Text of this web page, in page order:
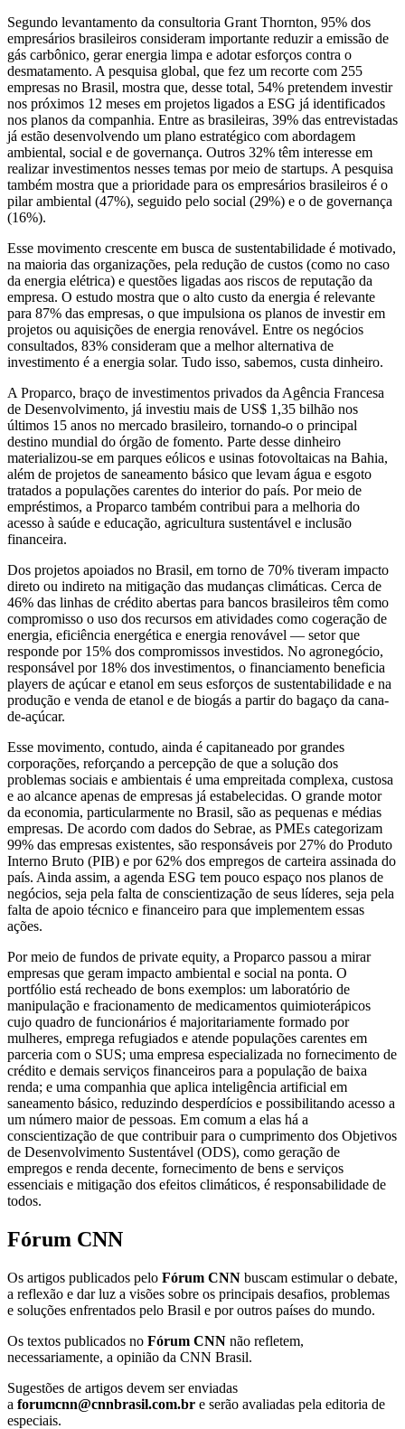
Segundo levantamento da consultoria Grant Thornton, 95% dos
empresários brasileiros consideram importante reduzir a emissão de
gás carbônico, gerar energia limpa e adotar esforços contra o
desmatamento. A pesquisa global, que fez um recorte com 255
empresas no Brasil, mostra que, desse total, 54% pretendem investir
nos próximos 12 meses em projetos ligados a ESG já identificados
nos planos da companhia. Entre as brasileiras, 39% das entrevistadas
já estão desenvolvendo um plano estratégico com abordagem
ambiental, social e de governança. Outros 32% têm interesse em
realizar investimentos nesses temas por meio de startups. A pesquisa
também mostra que a prioridade para os empresários brasileiros é o
pilar ambiental (47%), seguido pelo social (29%) e o de governança
(16%).
Esse movimento crescente em busca de sustentabilidade é motivado,
na maioria das organizações, pela redução de custos (como no caso
da energia elétrica) e questões ligadas aos riscos de reputação da
empresa. O estudo mostra que o alto custo da energia é relevante
para 87% das empresas, o que impulsiona os planos de investir em
projetos ou aquisições de energia renovável. Entre os negócios
consultados, 83% consideram que a melhor alternativa de
investimento é a energia solar. Tudo isso, sabemos, custa dinheiro.
A Proparco, braço de investimentos privados da Agência Francesa
de Desenvolvimento, já investiu mais de US$ 1,35 bilhão nos
últimos 15 anos no mercado brasileiro, tornando-o o principal
destino mundial do órgão de fomento. Parte desse dinheiro
materializou-se em parques eólicos e usinas fotovoltaicas na Bahia,
além de projetos de saneamento básico que levam água e esgoto
tratados a populações carentes do interior do país. Por meio de
empréstimos, a Proparco também contribui para a melhoria do
acesso à saúde e educação, agricultura sustentável e inclusão
financeira.
Dos projetos apoiados no Brasil, em torno de 70% tiveram impacto
direto ou indireto na mitigação das mudanças climáticas. Cerca de
46% das linhas de crédito abertas para bancos brasileiros têm como
compromisso o uso dos recursos em atividades como cogeração de
energia, eficiência energética e energia renovável — setor que
responde por 15% dos compromissos investidos. No agronegócio,
responsável por 18% dos investimentos, o financiamento beneficia
players de açúcar e etanol em seus esforços de sustentabilidade e na
produção e venda de etanol e de biogás a partir do bagaço da cana-
de-açúcar.
Esse movimento, contudo, ainda é capitaneado por grandes
corporações, reforçando a percepção de que a solução dos
problemas sociais e ambientais é uma empreitada complexa, custosa
e ao alcance apenas de empresas já estabelecidas. O grande motor
da economia, particularmente no Brasil, são as pequenas e médias
empresas. De acordo com dados do Sebrae, as PMEs categorizam
99% das empresas existentes, são responsáveis por 27% do Produto
Interno Bruto (PIB) e por 62% dos empregos de carteira assinada do
país. Ainda assim, a agenda ESG tem pouco espaço nos planos de
negócios, seja pela falta de conscientização de seus líderes, seja pela
falta de apoio técnico e financeiro para que implementem essas
ações.
Por meio de fundos de private equity, a Proparco passou a mirar
empresas que geram impacto ambiental e social na ponta. O
portfólio está recheado de bons exemplos: um laboratório de
manipulação e fracionamento de medicamentos quimioterápicos
cujo quadro de funcionários é majoritariamente formado por
mulheres, emprega refugiados e atende populações carentes em
parceria com o SUS; uma empresa especializada no fornecimento de
crédito e demais serviços financeiros para a população de baixa
renda; e uma companhia que aplica inteligência artificial em
saneamento básico, reduzindo desperdícios e possibilitando acesso a
um número maior de pessoas. Em comum a elas há a
conscientização de que contribuir para o cumprimento dos Objetivos
de Desenvolvimento Sustentável (ODS), como geração de
empregos e renda decente, fornecimento de bens e serviços
essenciais e mitigação dos efeitos climáticos, é responsabilidade de
todos.
Fórum CNN
Os artigos publicados pelo Fórum CNN buscam estimular o debate,
a reflexão e dar luz a visões sobre os principais desafios, problemas
e soluções enfrentados pelo Brasil e por outros países do mundo.
Os textos publicados no Fórum CNN não refletem,
necessariamente, a opinião da CNN Brasil.
Sugestões de artigos devem ser enviadas
a forumcnn@cnnbrasil.com.br e serão avaliadas pela editoria de
especiais.